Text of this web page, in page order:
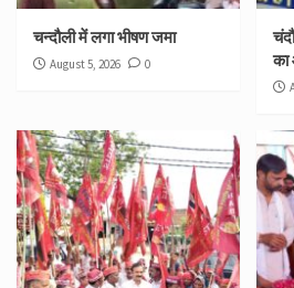
चन्दौली में लगा भीषण जमा
August 5, 2026 0
का